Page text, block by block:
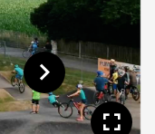
Toon volgende